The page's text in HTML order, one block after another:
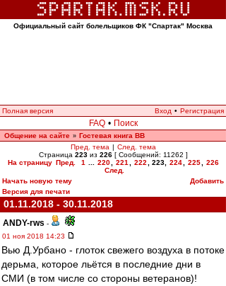
Официальный сайт болельщиков ФК "Спартак" Москва
Полная версия Вход • Регистрация
FAQ • Поиск
Общение на сайте » Гостевая книга ВВ
Пред. тема | След. тема
Страница 223из 226[ Сообщений: 11262 ]
На страницу Пред. 1 220 221 222 223, 224 225
226
След.
Начать новую тему
Добавить
Версия для печати
01.11.2018 - 30.11.2018
ANDY-rws -
01 ноя 2018 14:23
Вью Д.Урбано - глоток свежего воздуха в потоке
дерьма, которое льётся в последние дни в
СМИ (в том числе со стороны ветеранов)!